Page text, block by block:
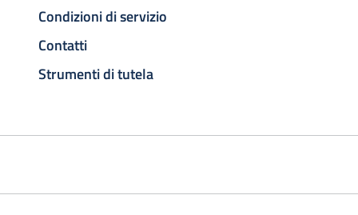
Condizioni di servizio
Contatti
Strumenti di tutela